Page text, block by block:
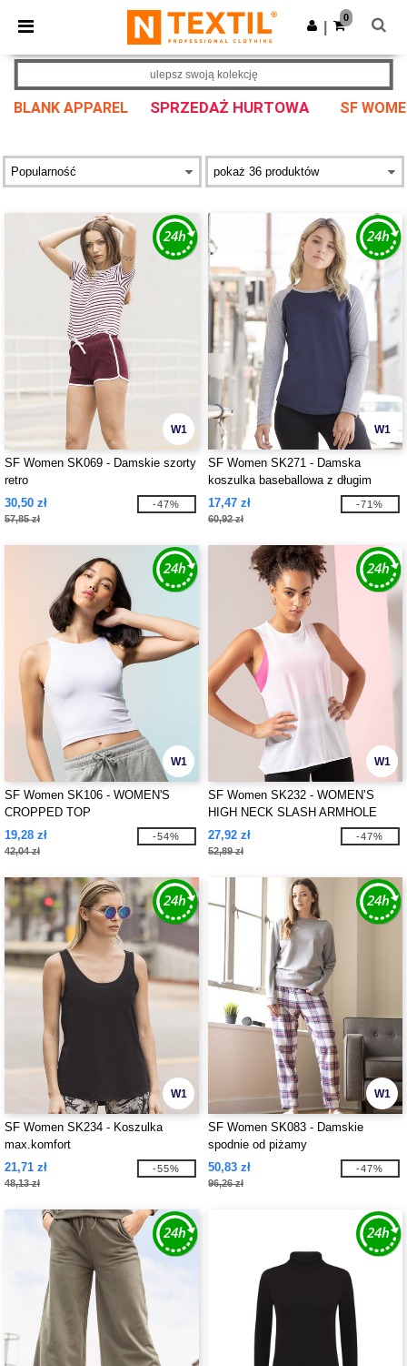
× Aplikacja Ntextil
Lepsze ceny w aplikacji!
Pobierz app
0
BLANK APPAREL SPRZEDAŻ HURTOWA SF
ulepsz swoją kolekcję
W1
SF Women SK069 - Damskie szorty
retro
30,50 zł
57,85 zł
-47%
W1
SF Women SK271 - Damska
koszulka baseballowa z długim
rękawem
17,47 zł
60,92 zł
-71%
W1
SF Women SK106 - WOMEN'S
CROPPED TOP
19,28 zł
42,04 zł
-54%
W1
SF Women SK232 - WOMEN’S
HIGH NECK SLASH ARMHOLE
VEST
27,92 zł
52,89 zł
-47%
W1
SF Women SK234 - Koszulka
max.komfort
21,71 zł
48,13 zł
-55%
W1
SF Women SK083 - Damskie
spodnie od piżamy
50,83 zł
96,26 zł
-47%